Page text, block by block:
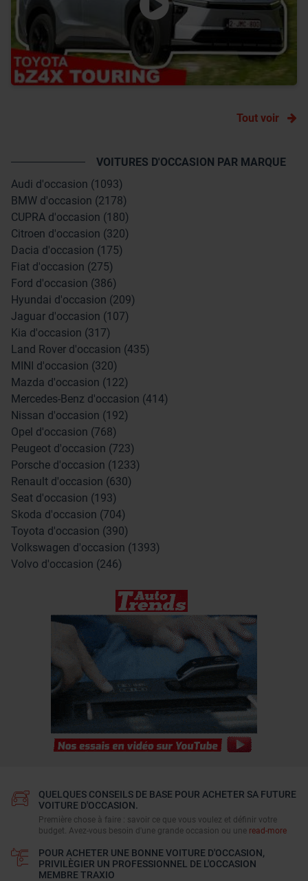
Tout voir
VOITURES D'OCCASION PAR MARQUE
Audi d'occasion (1093)
BMW d'occasion (2178)
CUPRA d'occasion (180)
Citroen d'occasion (320)
Dacia d'occasion (175)
Fiat d'occasion (275)
Ford d'occasion (386)
Hyundai d'occasion (209)
Jaguar d'occasion (107)
Kia d'occasion (317)
Land Rover d'occasion (435)
MINI d'occasion (320)
Mazda d'occasion (122)
Mercedes-Benz d'occasion (414)
Nissan d'occasion (192)
Opel d'occasion (768)
Peugeot d'occasion (723)
Porsche d'occasion (1233)
Renault d'occasion (630)
Seat d'occasion (193)
Skoda d'occasion (704)
Toyota d'occasion (390)
Volkswagen d'occasion (1393)
Volvo d'occasion (246)
QUELQUES CONSEILS DE BASE POUR ACHETER SA FUTURE
VOITURE D'OCCASION.
Première chose à faire : savoir ce que vous voulez et définir votre
budget. Avez-vous besoin d'une grande occasion ou une read-more
POUR ACHETER UNE BONNE VOITURE D'OCCASION,
PRIVILÈGIER UN PROFESSIONNEL DE L'OCCASION
MEMBRE TRAXIO